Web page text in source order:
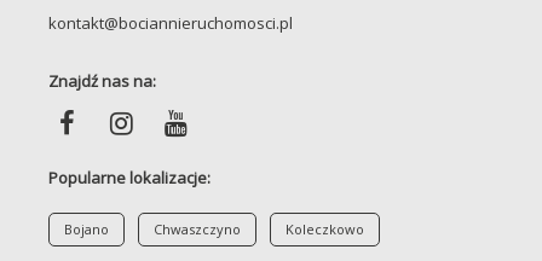
kontakt@bociannieruchomosci.pl
Znajdź nas na:
Popularne lokalizacje:
Bojano Chwaszczyno Koleczkowo